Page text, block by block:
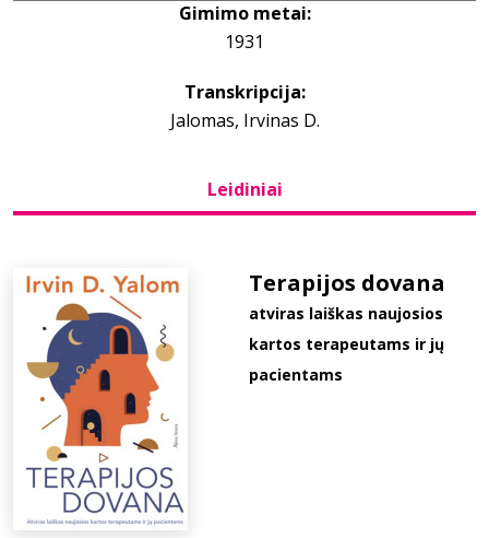
info@elvislab.lt
Gimimo metai:
1931
Transkripcija:
Jalomas, Irvinas D.
Leidiniai
Terapijos dovana
atviras laiškas naujosios
kartos terapeutams ir jų
pacientams